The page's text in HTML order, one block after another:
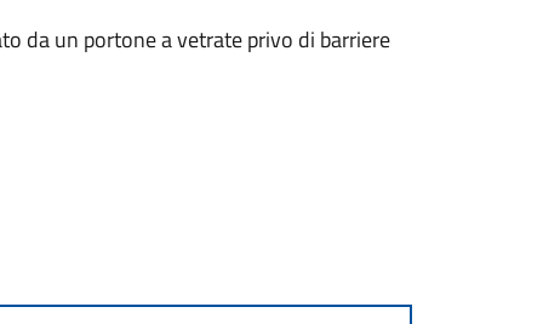
da un portone a vetrate privo di barriere